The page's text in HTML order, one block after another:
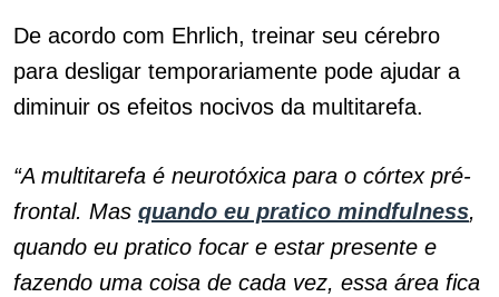
De acordo com Ehrlich, treinar seu cérebro
para desligar temporariamente pode ajudar a
diminuir os efeitos nocivos da multitarefa.
“A multitarefa é neurotóxica para o córtex pré-
frontal. Mas quando eu pratico mindfulness,
quando eu pratico focar e estar presente e
fazendo uma coisa de cada vez, essa área fica